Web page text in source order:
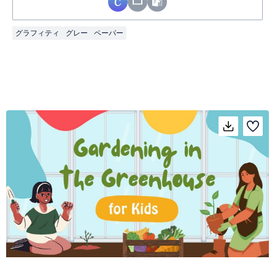
グラフィティ グレー ペーパー